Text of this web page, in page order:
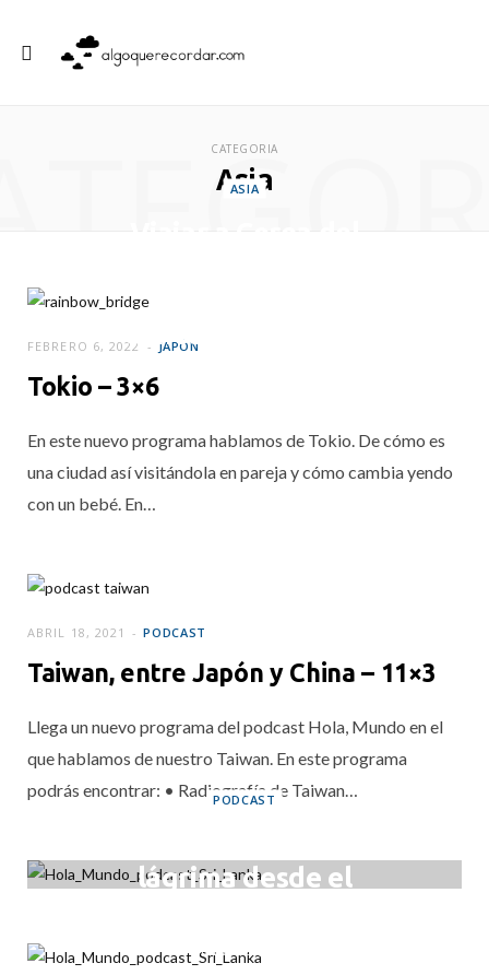
CATEGORIA
Asia
ASIA
JAPÓN
FEBRERO 6, 2022
Tokio – 3×6
En este nuevo programa hablamos de Tokio. De cómo es
una ciudad así visitándola en pareja y cómo cambia yendo
con un bebé. En…
PODCAST
ABRIL 18, 2021
Taiwan, entre Japón y China – 11×3
Llega un nuevo programa del podcast Hola, Mundo en el
que hablamos de nuestro Taiwan. En este programa
podrás encontrar: • Radiografía de Taiwan…
PODCAST
lágrima desde el
MARZO 23, 2021